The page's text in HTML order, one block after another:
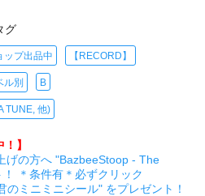
グ
ップ出品中 【RECORD】
ル別 B
TUNE, 他)
】
げの方へ "BazbeeStoop - The
＊条件有＊必ずクリック
のミニミニシール" をプレゼント！